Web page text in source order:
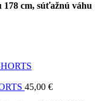
cm, súťažnú váhu
45,00 €